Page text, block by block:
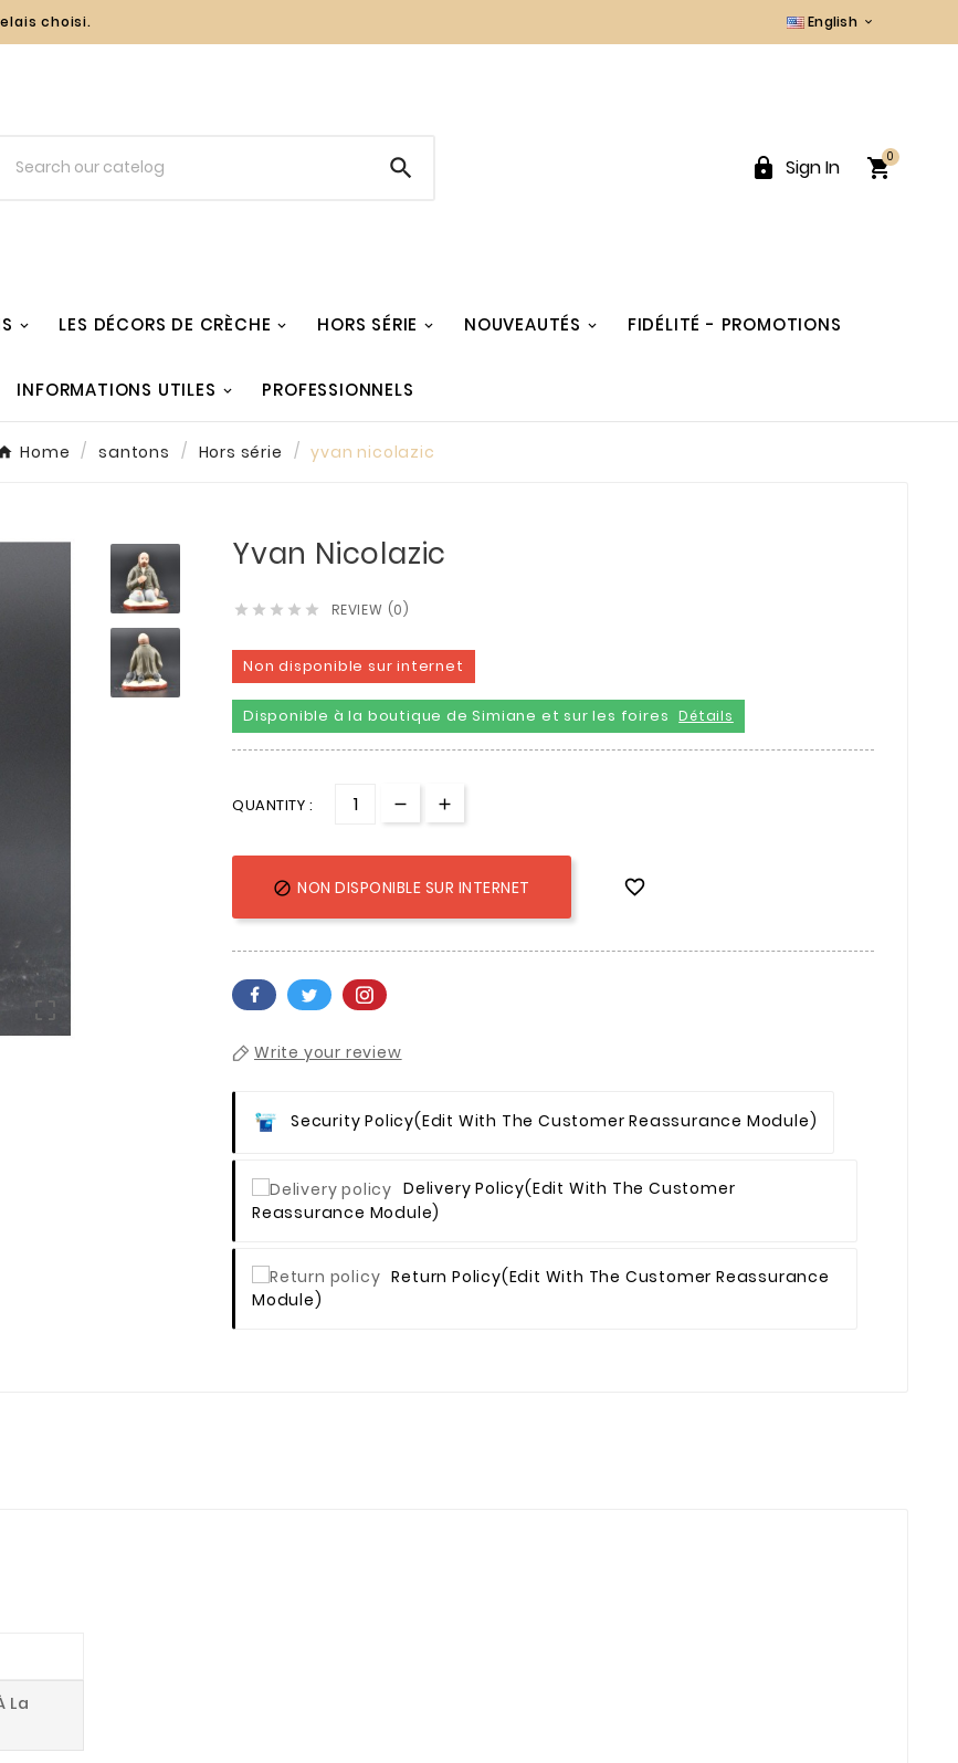
choisi. English 
  Sign In 
0
LES DÉCORS DE CRÈCHE HORS SÉRIE NOUVEAUTÉS FIDÉLITÉ - PROMOTIONS
INFORMATIONS UTILES PROFESSIONNELS
Home santons Hors série yvan nicolazic

Yvan Nicolazic
     REVIEW (0)
Non disponible sur internet
Disponible à la boutique de Simiane et sur les foires Détails
QUANTITY :
 NON DISPONIBLE SUR INTERNET 
Write your review
Security Policy(edit With The Customer Reassurance Module)
Delivery Policy(edit With The Customer
Reassurance Module)
Return Policy(edit With The Customer Reassurance
Module)
La